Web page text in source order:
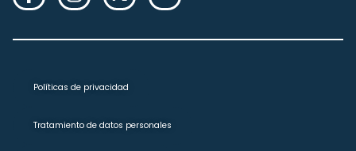
Políticas de privacidad
Tratamiento de datos personales